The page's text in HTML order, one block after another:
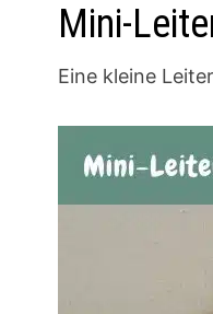
Mini-
Eine kleine